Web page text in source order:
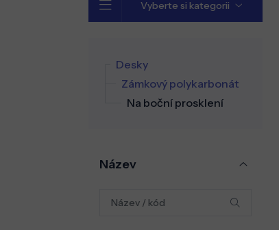
Vyberte si kategorii
Desky
Zámkový polykarbonát
Na boční prosklení
Název